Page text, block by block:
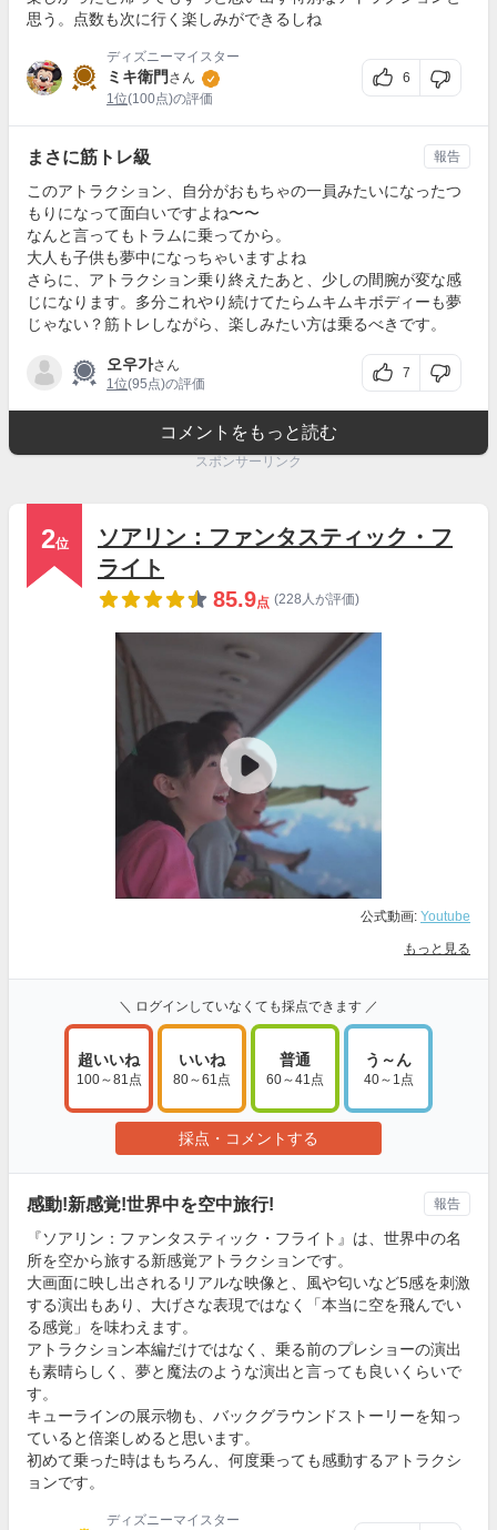
思う。点数も次に行く楽しみができるしね
ディズニーマイスター
ミキ衛門 さん
1位(100点)の評価
6
まさに筋トレ級
このアトラクション、自分がおもちゃの一員みたいになったつ
もりになって面白いですよね〜〜
なんと言ってもトラムに乗ってから。
大人も子供も夢中になっちゃいますよね
さらに、アトラクション乗り終えたあと、少しの間腕が変な感
じになります。多分これやり続けてたらムキムキボディーも夢
じゃない？筋トレしながら、楽しみたい方は乗るべきです。
오우가さん
1位(95点)の評価
7
報告
コメントをもっと読む
スポンサーリンク
2位
ソアリン：ファンタスティック・フ
ライト
85.9点 (228人が評価)
公式動画: Youtube
もっと見る
＼ ログインしていなくても採点できます ／
超いいね
100～81点
いいね
80～61点
普通
60～41点
う～ん
40～1点
採点・コメントする
感動!新感覚!世界中を空中旅行!
『ソアリン：ファンタスティック・フライト』は、世界中の名
所を空から旅する新感覚アトラクションです。
大画面に映し出されるリアルな映像と、風や匂いなど5感を刺激
する演出もあり、大げさな表現ではなく「本当に空を飛んでい
る感覚」を味わえます。
アトラクション本編だけではなく、乗る前のプレショーの演出
も素晴らしく、夢と魔法のような演出と言っても良いくらいで
す。
キューラインの展示物も、バックグラウンドストーリーを知っ
ていると倍楽しめると思います。
初めて乗った時はもちろん、何度乗っても感動するアトラクシ
ョンです。
ディズニーマイスター
報告